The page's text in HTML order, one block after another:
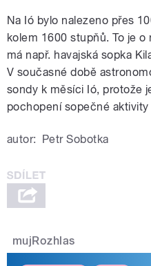
Na Ió bylo nalezeno přes
kolem 1600 stupňů. To je
má např. havajská sopka
V současné době
sondy k měsíci Ió, protože
pochopení sopečné aktivity
autor: Petr Sobotka
mujRozhlas